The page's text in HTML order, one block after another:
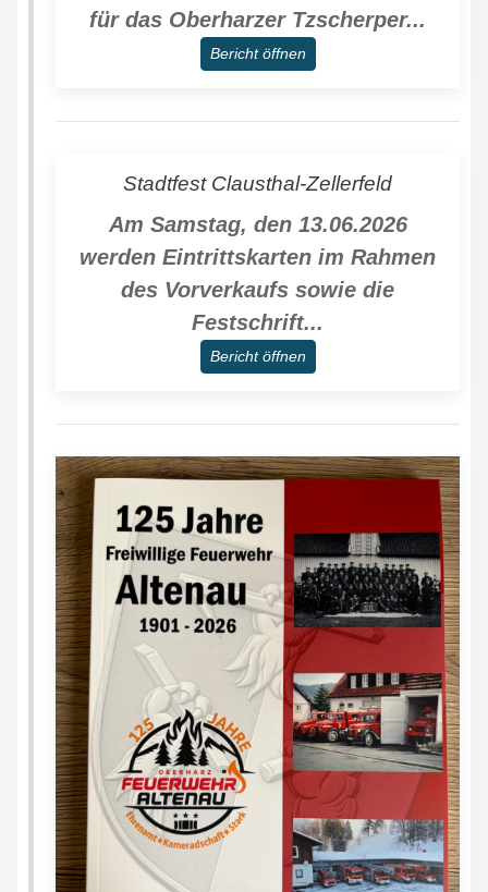
für das Oberharzer Tzscherper...
Bericht öffnen
Stadtfest Clausthal-Zellerfeld
Am Samstag, den 13.06.2026
werden Eintrittskarten im Rahmen
des Vorverkaufs sowie die
Festschrift...
Bericht öffnen